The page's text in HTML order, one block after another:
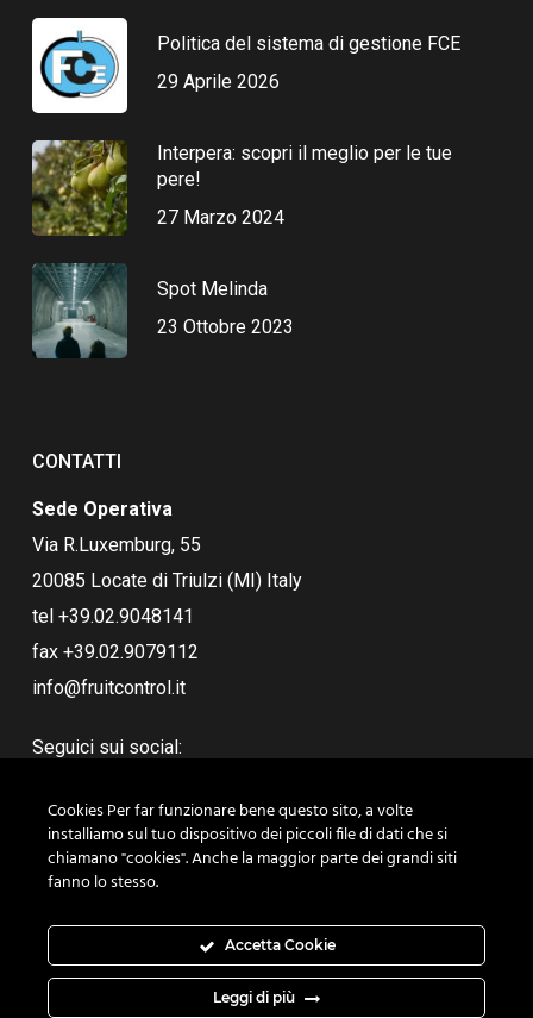
Politica del sistema di gestione FCE
29 Aprile 2026
Interpera: scopri il meglio per le tue
pere!
27 Marzo 2024
Spot Melinda
23 Ottobre 2023
CONTATTI
Sede Operativa
Via R.Luxemburg, 55
20085 Locate di Triulzi (MI) Italy
tel +39.02.9048141
fax +39.02.9079112
info@fruitcontrol.it
Seguici sui social:
© 2019 Fruit Control Equipments srl - P.IVA 07814560152 - Tel.
Cookies Per far funzionare bene questo sito, a volte
installiamo sul tuo dispositivo dei piccoli file di dati che si
chiamano "cookies". Anche la maggior parte dei grandi siti
fanno lo stesso.
Accetta Cookie
Leggi di più